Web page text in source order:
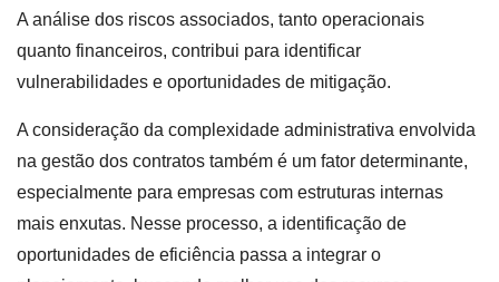
A análise dos riscos associados, tanto operacionais
quanto financeiros, contribui para identificar
vulnerabilidades e oportunidades de mitigação.
A consideração da complexidade administrativa envolvida
na gestão dos contratos também é um fator determinante,
especialmente para empresas com estruturas internas
mais enxutas. Nesse processo, a identificação de
oportunidades de eficiência passa a integrar o